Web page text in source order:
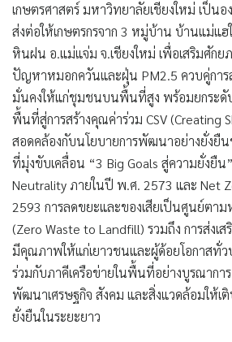
เกษตรศาสตร์ มหาวิทยาลัยเชียงใหม่ เป็นอ
ส่งต่อให้เกษตรกรจาก 3 หมู่บ้าน บ้านแม่แ
หินฝน อ.แม่แจ่ม จ.เชียงใหม่ เพื่อเสริมศัก
ปัญหาหมอกควันและฝุ่น PM2.5 ควบคู่การ
มั่นคงให้แก่ชุมชนบนพื้นที่สูง พร้อมยกระดับ
พื้นที่สู่การสร้างคุณค่าร่วม CSV (Creating
สอดคล้องกับนโยบายการพัฒนาอย่างยั่งยืน
ที่มุ่งขับเคลื่อน “3 Big Goals สู่ความยั่งยืน
Neutrality ภายในปี พ.ศ. 2573 และ Net
2593 การลดขยะและของเสียเป็นศูนย์ตาม
(Zero Waste to Landfill) รวมถึง การส่งเส
มีคุณภาพให้แก่เยาวชนและผู้ด้อยโอกาสทั่ว
ร่วมกับภาคีเครือข่ายในพื้นที่อย่างบูรณากา
พัฒนาเศรษฐกิจ สังคม และสิ่งแวดล้อมให้เ
ยั่งยืนในระยะยาว